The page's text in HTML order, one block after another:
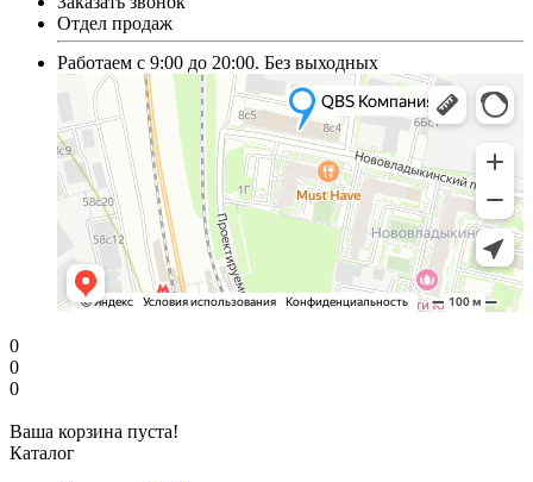
Отдел продаж
Работаем с 9:00 до 20:00. Без выходных
0
0
0
Ваша корзина пуста!
Каталог